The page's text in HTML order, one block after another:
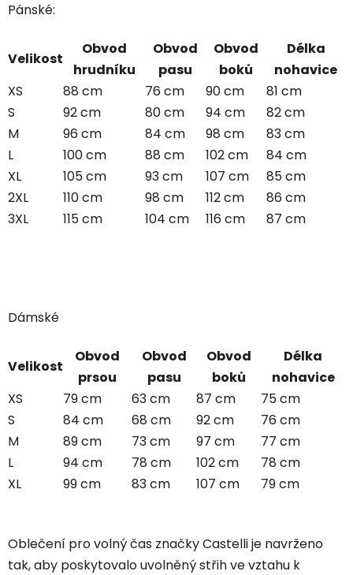
Pánské:
Velikost
Obvod
hrudníku
Obvod
pasu
Obvod
boků
Délka
nohavice
XS
88 cm 76 cm 90 cm
81 cm
S
92 cm 80 cm 94 cm
82 cm
M
96 cm 84 cm 98 cm
83 cm
L
100 cm 88 cm 102 cm
84 cm
XL
105 cm 93 cm 107 cm
85 cm
2XL
110 cm 98 cm 112 cm
86 cm
3XL
115 cm 104 cm 116 cm 87 cm
Dámské
Velikost
Obvod
prsou
Obvod
pasu
Obvod
boků
Délka
nohavice
XS
79 cm 63 cm 87 cm
75 cm
S
84 cm 68 cm 92 cm
76 cm
M
89 cm 73 cm 97 cm
77 cm
L
94 cm 78 cm 102 cm
78 cm
XL
99 cm 83 cm 107 cm 79 cm
Oblečení pro volný čas značky Castelli je navrženo
tak, aby poskytovalo uvolněný střih ve vztahu k